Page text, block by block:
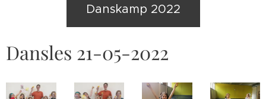
Danskamp 2022
Dansles 21-05-2022